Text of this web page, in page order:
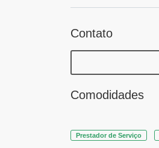
Contato
Comodidades
Prestador de Serviço